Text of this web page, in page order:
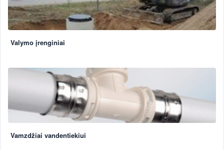
Valymo įrenginiai
Vamzdžiai vandentiekiui